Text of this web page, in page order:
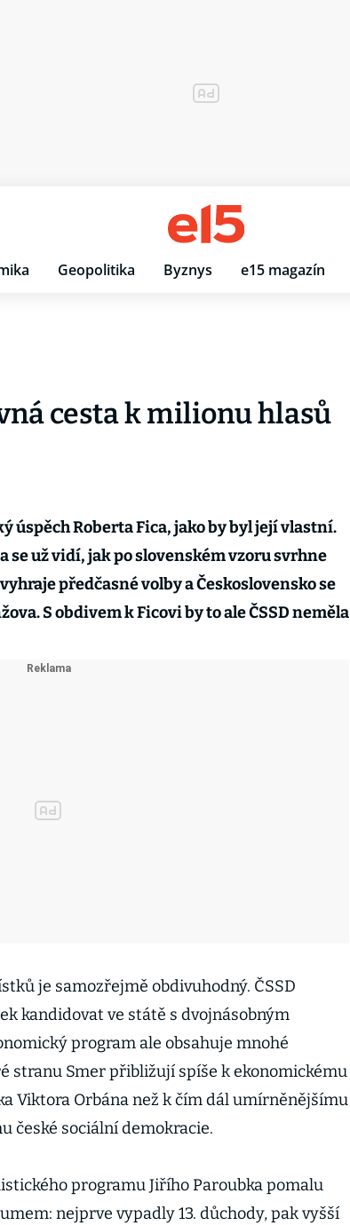
Geopolitika Byznys e15 magazín
cesta k milionu hlasů
úspěch Roberta Fica, jako by byl její vlastní.
se už vidí, jak po slovenském vzoru svrhne
předčasné volby a Československo se
S obdivem k Ficovi by to ale ČSSD neměla
je samozřejmě obdivuhodný. ČSSD
kandidovat ve státě s dvojnásobným
program ale obsahuje mnohé
stranu Smer přibližují spíše k ekonomickému
Viktora Orbána než k čím dál umírněnějšímu
české sociální demokracie.
programu Jiřího Paroubka pomalu
nejprve vypadly 13. důchody, pak vyšší